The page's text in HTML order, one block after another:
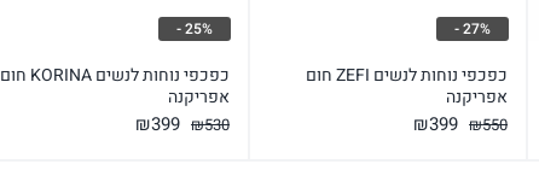
כפכפי נוחות לנשים ZEFI חום
אפריקנה
₪550
המחיר
₪399 המחיר
27% -
כפכפי נוחות לנשים KORINA חום
אפריקנה
₪530
המחיר
₪399 המחיר
25% -